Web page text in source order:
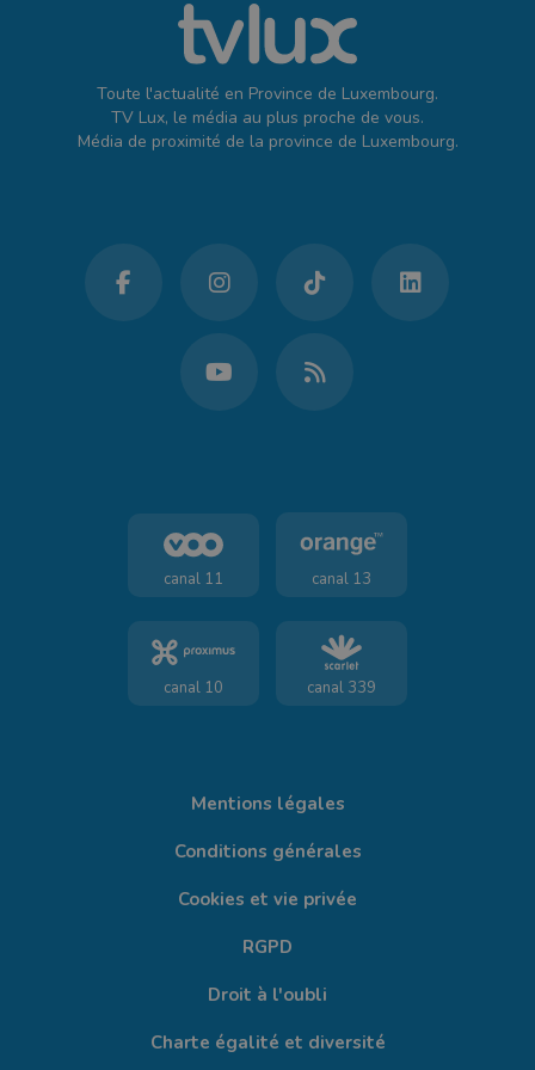
Toute l'actualité en Province de Luxembourg.
TV Lux, le média au plus proche de vous.
Média de proximité de la province de Luxembourg.
canal 11 canal 13
canal 10 canal 339
Mentions légales
Conditions générales
Cookies et vie privée
RGPD
Droit à l'oubli
Charte égalité et diversité